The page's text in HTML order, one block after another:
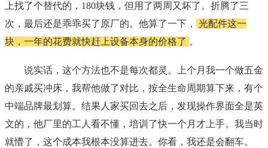
上找了个替代的，180块钱，但用了两周又坏了。折腾了三
次，最后还是乖乖买了原厂的。他算了一下，
光配件这一
块，一年的花费就快赶上设备本身的价格了 。
说实话，这个方法也不是每次都灵。上个月我一个做五金
的亲戚买冲床，我帮他做了对比，按全生命周期算下来，有个
中端品牌最划算。结果人家买回去之后，发现操作界面全是英
文的，他厂里的工人看不懂，培训了快一个月才上手。我当时
就懵了，这个成本我根本没算进去。你看，我还是会翻车。